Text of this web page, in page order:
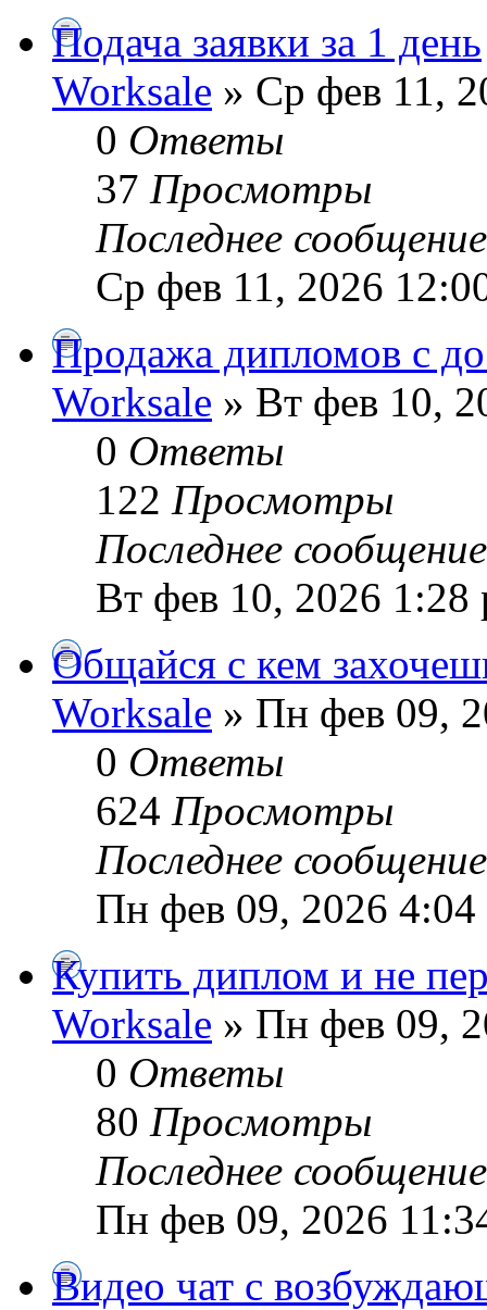
Подача заявки за 1 день
Worksale » Ср фев 11,
0 Ответы
37 Просмотры
Последнее
Ср фев 11, 2026
Продажа дипломов с
Worksale » Вт фев 10,
0 Ответы
122 Просмотры
Последнее
Вт фев 10, 2026 1:28
Общайся с кем
Worksale » Пн фев 09,
0 Ответы
624 Просмотры
Последнее
Пн фев 09, 2026 4:04
Купить диплом и не
Worksale » Пн фев 09,
0 Ответы
80 Просмотры
Последнее
Пн фев 09, 2026
Видео чат с